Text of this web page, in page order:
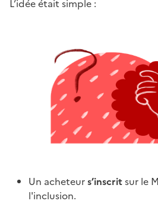
L’idée était simple :
Un acheteurs’inscritsur le
l'inclusion.